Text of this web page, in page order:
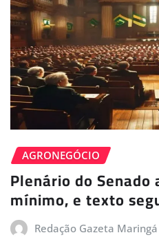
AGRONEGÓCIO
Plenário do
mínimo, e texto
Redação Gazeta Maringá